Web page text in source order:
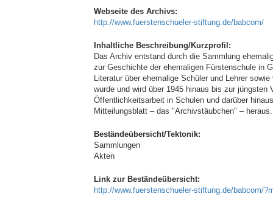
Webseite des Archivs:
http://www.fuerstenschueler-stiftung.de/babcom/
Inhaltliche Beschreibung/Kurzprofil:
Das Archiv entstand durch die Sammlung
zur Geschichte der ehemaligen Fürstenschule in
Literatur über ehemalige Schüler und Lehrer
wurde und wird über 1945 hinaus bis zur
Öffentlichkeitsarbeit in Schulen und darüber
Mitteilungsblatt – das "Archivstäubchen" – heraus.
Beständeübersicht/Tektonik:
Sammlungen
Akten
Link zur Beständeübersicht:
http://www.fuerstenschueler-stiftung.de/babcom/